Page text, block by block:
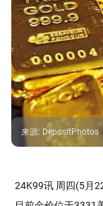
来源: DepositPhotos
24K99讯 周四(5月